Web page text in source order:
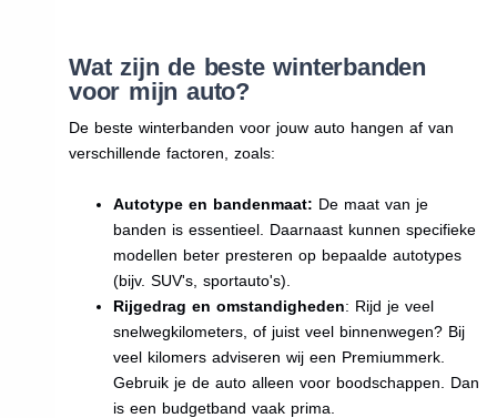
Wat zijn de beste winterbanden
voor mijn auto?
De beste winterbanden voor jouw auto hangen af van
verschillende factoren, zoals:
Autotype en bandenmaat: De maat van je
banden is essentieel. Daarnaast kunnen specifieke
modellen beter presteren op bepaalde autotypes
(bijv. SUV's, sportauto's).
Rijgedrag en omstandigheden: Rijd je veel
snelwegkilometers, of juist veel binnenwegen? Bij
veel kilomers adviseren wij een Premiummerk.
Gebruik je de auto alleen voor boodschappen. Dan
is een budgetband vaak prima.